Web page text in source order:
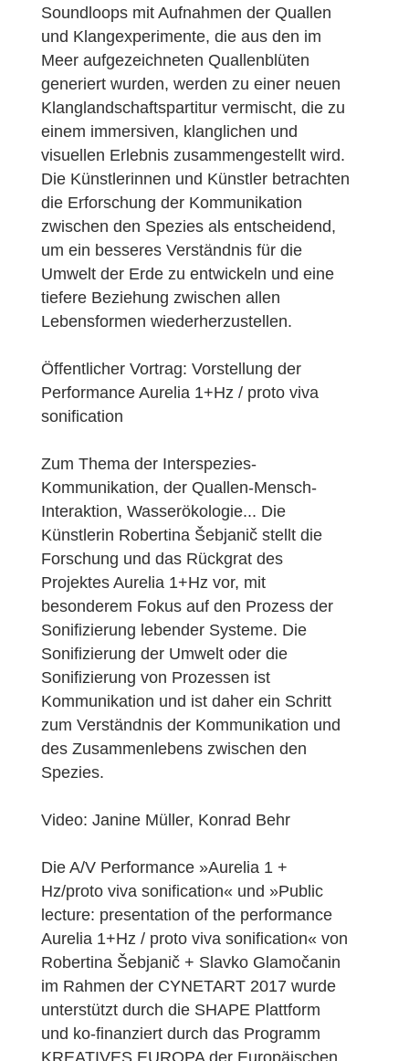
Soundloops mit Aufnahmen der Quallen
und Klangexperimente, die aus den im
Meer aufgezeichneten Quallenblüten
generiert wurden, werden zu einer neuen
Klanglandschaftspartitur vermischt, die zu
einem immersiven, klanglichen und
visuellen Erlebnis zusammengestellt wird.
Die Künstlerinnen und Künstler betrachten
die Erforschung der Kommunikation
zwischen den Spezies als entscheidend,
um ein besseres Verständnis für die
Umwelt der Erde zu entwickeln und eine
tiefere Beziehung zwischen allen
Lebensformen wiederherzustellen.
Öffentlicher Vortrag: Vorstellung der
Performance Aurelia 1+Hz / proto viva
sonification
Zum Thema der Interspezies-
Kommunikation, der Quallen-Mensch-
Interaktion, Wasserökologie... Die
Künstlerin Robertina Šebjanič stellt die
Forschung und das Rückgrat des
Projektes Aurelia 1+Hz vor, mit
besonderem Fokus auf den Prozess der
Sonifizierung lebender Systeme. Die
Sonifizierung der Umwelt oder die
Sonifizierung von Prozessen ist
Kommunikation und ist daher ein Schritt
zum Verständnis der Kommunikation und
des Zusammenlebens zwischen den
Spezies.
Video: Janine Müller, Konrad Behr
Die A/V Performance »Aurelia 1 +
Hz/proto viva sonification« und »Public
lecture: presentation of the performance
Aurelia 1+Hz / proto viva sonification« von
Robertina Šebjanič + Slavko Glamočanin
im Rahmen der CYNETART 2017 wurde
unterstützt durch die SHAPE Plattform
und ko-finanziert durch das Programm